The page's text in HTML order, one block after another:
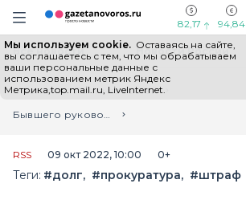
Информационный портал "ГазетаНоворос.ру"
Навигация сайта
82,17 94,84
Мы используем cookie. Оставаясь на сайте,
вы соглашаетесь с тем, что мы обрабатываем
ваши персональные данные с
использованием метрик Яндекс
Метрика,top.mail.ru, LiveInternet.
Все новости Новости России
Главная
Лента новостей
Бывшего руководителя муниципального учреждения Новороссийска оштрафовали за долг
RSS 09 окт 2022, 10:00 0+
Теги: #долг #прокуратура #штраф